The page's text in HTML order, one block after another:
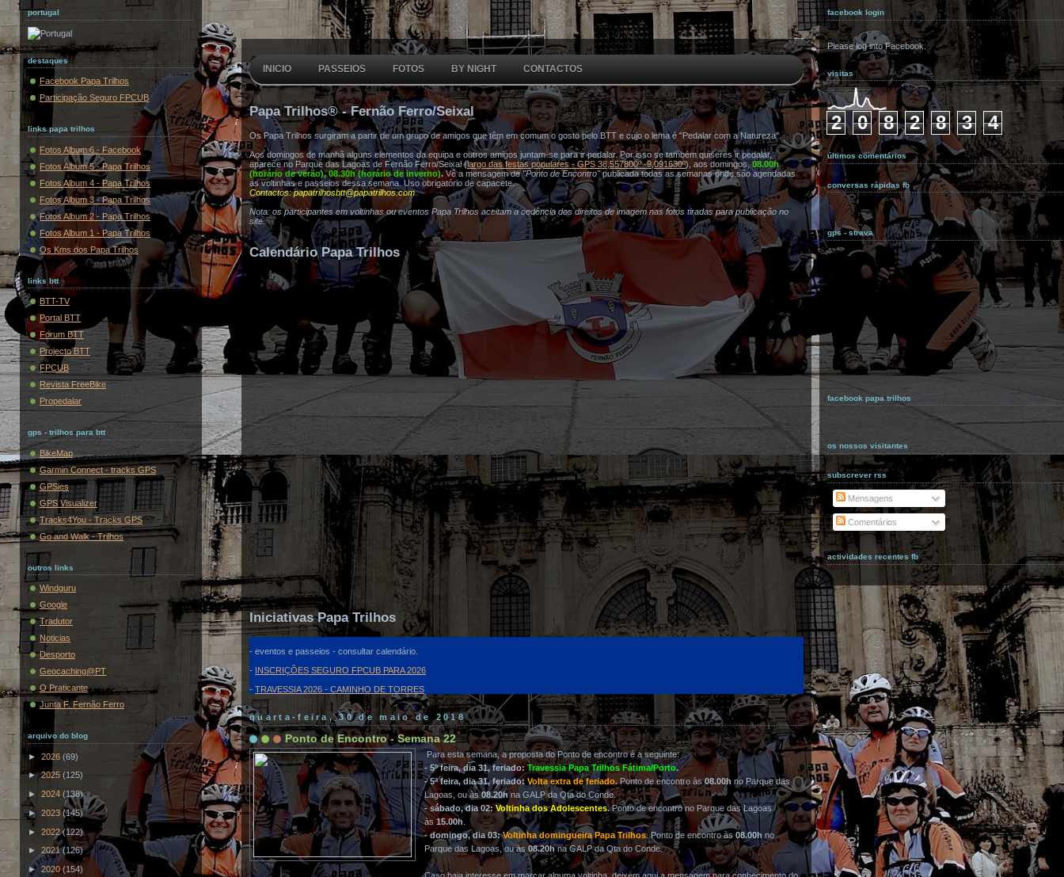
portugal
destaques
Facebook Papa Trilhos
Participação Seguro FPCUB
links papa trilhos
Fotos Album 6 - Facebook
Fotos Album 5 - Papa Trilhos
Fotos Album 4 - Papa Trilhos
Fotos Album 3 - Papa Trilhos
Fotos Album 2 - Papa Trilhos
Fotos Album 1 - Papa Trilhos
Os Kms dos Papa Trilhos
links btt
BTT-TV
Portal BTT
Forum BTT
Projecto BTT
FPCUB
Revista FreeBike
Propedalar
gps - trilhos para btt
BikeMap
Garmin Connect - tracks GPS
GPSies
GPS Visualizer
Tracks4You - Tracks GPS
Go and Walk - Trilhos
outros links
Windguru
Google
Tradutor
Noticias
Desporto
Geocaching@PT
O Praticante
Junta F. Fernão Ferro
arquivo do blog
► 2026 (69)
►2025 (125)
► 2024 (138)
► 2023(145)
► 2022(122)
► 2021(126)
► 2020(154)
INICIO PASSEIOS FOTOS BY NIGHT CONTACTOS
Papa Trilhos® - Fernão Ferro/Seixal
Os Papa Trilhos surgiram a partir de um grupo de amigos que têm em comum o gosto pelo BTT e cujo o lema é "Pedalar com a Natureza".
Aos domingos de manhã alguns elementos da equipa e outros amigos juntam-se para ir pedalar. Por isso se também quiseres ir pedalar,
aparece no Parque das Lagoas de Fernão Ferro/Seixal (largo das festas populares - GPS 38,557800º -9,091630º), aos domingos,08.00h
(horário de verão), 08.30h (horário de inverno).Vê a mensagem de"Ponto de Encontro"publicada todas as semanas onde são agendadas
as voltinhas e passeios dessa semana. Uso obrigatório de capacete.
Contactos: papatrilhosbtt@papatrilhos.com
Nota: os participantes em voltinhas ou eventos Papa Trilhos aceitam a cedência dos direitos de imagem nas fotos tiradas para publicação no
site.
Calendário Papa Trilhos
Iniciativas Papa Trilhos
- eventos e passeios - consultar calendário.
- INSCRIÇÕES SEGURO FPCUB PARA 2026
- TRAVESSIA 2026 - CAMINHO DE TORRES
quarta-feira, 30 de maio de 2018
Ponto de Encontro - Semana 22
Para esta semana, a proposta do Ponto de encontro é a seguinte:
- 5º feira, dia 31, feriado:Travessia Papa Trilhos Fátima/Porto.
- 5ª feira, dia 31, feriado:Volta extra de feriado.Ponto de encontro às08.00h no Parque das
Lagoas, ou às08.20hna GALP da Qta do Conde.
- sábado, dia 02:Voltinha dos Adolescentes.Ponto de encontro no Parque das Lagoas
às 15.00h.
- domingo, dia 03:Voltinha domingueira Papa Trilhos. Ponto de encontro às08.00hno
Parque das Lagoas, ou às08.20hna GALP da Qta do Conde.
facebook login
Please log into Facebook.
visitas
2 0 8 2 8 3 4
últimos comentários
conversas rápidas fb
gps - strava
facebook papa trilhos
os nossos visitantes
subscrever rss
Mensagens
Comentários
actividades recentes fb